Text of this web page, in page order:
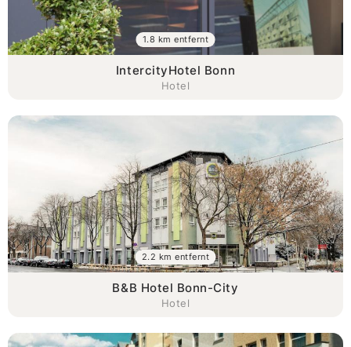
IntercityHotel Bonn
Hotel
1.8 km entfernt
B&B Hotel Bonn-City
Hotel
2.2 km entfernt